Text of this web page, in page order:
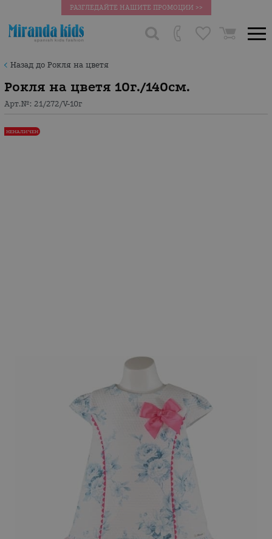
РАЗГЛЕДАЙТЕ НАШИТЕ ПРОМОЦИИ >>
Назад до Рокля на цветя
Рокля на цветя 10г./140см.
Арт.№: 21/272/V-10г
НЕНАЛИЧЕН